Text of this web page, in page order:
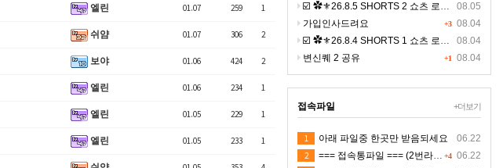
엘린 01.07 259 1
쉬얌 01.07 306 2
보야 01.06 424 2
엘린 01.06 234 1
엘린 01.05 229 1
엘린 01.05 233 1
08.05
☑️ ✿⚜26.8.5 SHORTS 2 쇼츠 로드 (BGM) ⚜✿ 고화질
+3 08.04
가입인사드려요
08.04
☑️ ✿⚜26.8.4 SHORTS 1 쇼츠 로드 (BGM) ⚜✿ 고화질
+1 08.04
변신퀘 2 공유
+더보기
접속파일
06.22
1 아래 파일중 한곳만 받음되세요
+4 06.22
2 === 접속통파일 === (2번라인)